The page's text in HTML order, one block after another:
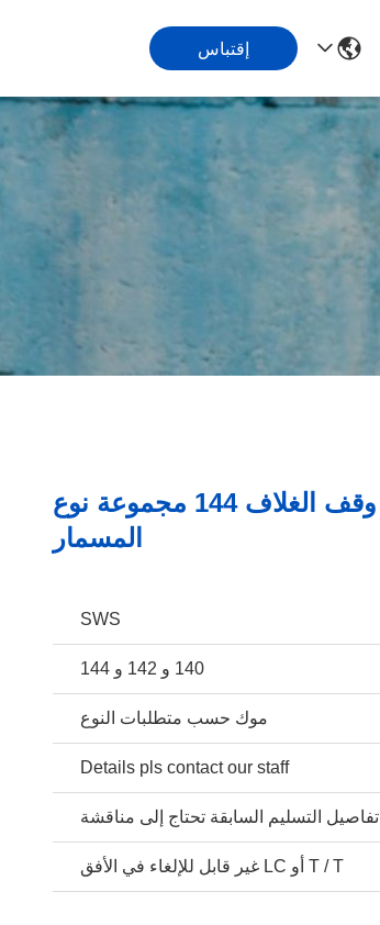
إقتباس
أدوات تدعيم طوق وقف الغلاف 144 مجموعة نوع
المسمار
SWS
140 و 142 و 144
موك حسب متطلبات النوع
Details pls contact our staff
تفاصيل التسليم السابقة تحتاج إلى مناقشة
T / T أو LC غير قابل للإلغاء في الأفق